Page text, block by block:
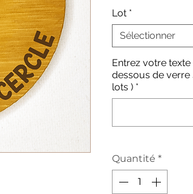
Lot *
Sélectionner
Entrez votre
dessous de verre
lots ) *
Quantité *